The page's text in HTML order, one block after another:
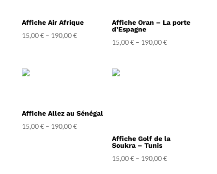
Affiche Air Afrique
15,00€– 190,00€
Affiche Oran – La porte
d’Espagne
15,00€ – 190,00€
Affiche Allez au Sénégal
15,00€– 190,00€
Affiche Golf de la
Soukra – Tunis
15,00€ – 190,00€